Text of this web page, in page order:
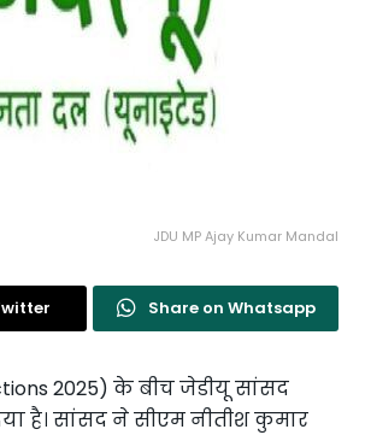
JDU MP Ajay Kumar Mandal
Share on Whatsapp
2025) के बीच जेडीयू सांसद
है। सांसद ने सीएम नीतीश कुमार